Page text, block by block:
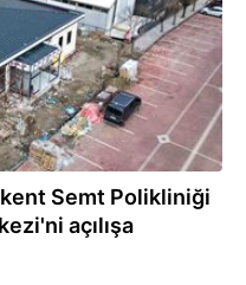
Semt Polikliniği
açılışa